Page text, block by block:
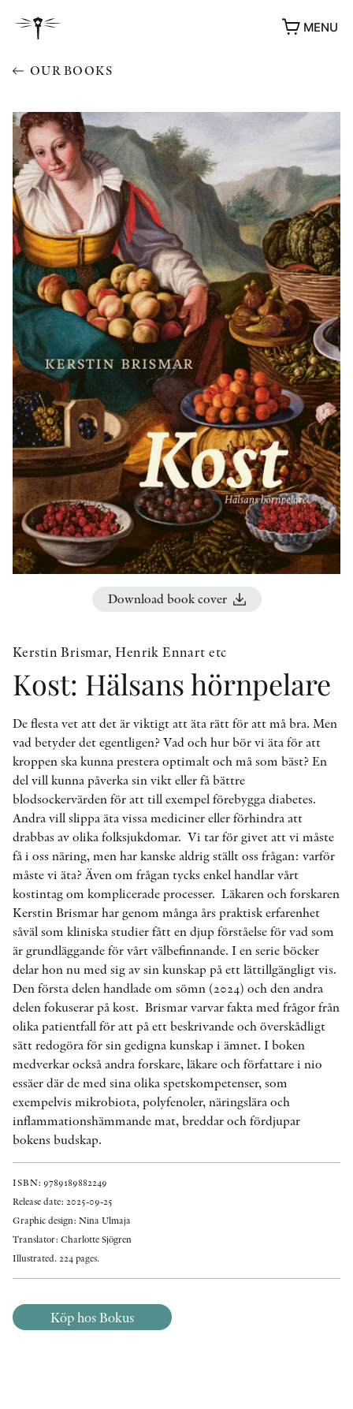
MENU
AWARDS
OTHER FORMATS
PEER REVIEW PROCESS
OUR BOOKS
Download book cover
Kerstin Brismar, Henrik Ennart etc
Kost: Hälsans hörnpelare
De flesta vet att det är viktigt att äta rätt för att må bra. Men
vad betyder det egentligen? Vad och hur bör vi äta för att
kroppen ska kunna prestera optimalt och må som bäst? En
del vill kunna påverka sin vikt eller få bättre
blodsockervärden för att till exempel förebygga diabetes.
Andra vill slippa äta vissa mediciner eller förhindra att
drabbas av olika folksjukdomar. Vi tar för givet att vi måste
få i oss näring, men har kanske aldrig ställt oss frågan: varför
måste vi äta? Även om frågan tycks enkel handlar vårt
kostintag om komplicerade processer. Läkaren och forskaren
Kerstin Brismar har genom många års praktisk erfarenhet
såväl som kliniska studier fått en djup förståelse för vad som
är grundläggande för vårt välbefinnande. I en serie böcker
delar hon nu med sig av sin kunskap på ett lättillgängligt vis.
Den första delen handlade om sömn (2024) och den andra
delen fokuserar på kost. Brismar varvar fakta med frågor från
olika patientfall för att på ett beskrivande och överskådligt
sätt redogöra för sin gedigna kunskap i ämnet. I boken
medverkar också andra forskare, läkare och författare i nio
essäer där de med sina olika spetskompetenser, som
exempelvis mikrobiota, polyfenoler, näringslära och
inflammationshämmande mat, breddar och fördjupar
bokens budskap.
ISBN: 9789189882249
Release date: 2025-09-25
Graphic design: Nina Ulmaja
Translator: Charlotte Sjögren
Illustrated. 224 pages.
Köp hos Bokus